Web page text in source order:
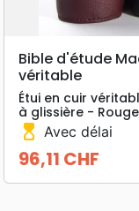
Bible d'étude
véritable
Étui en cuir
à glissière -
hourglass_top Avec délai
Prix
96,11 CHF